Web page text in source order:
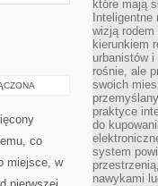
co
miejsce, w
które mają
wizją
kierunkiem
urbanistów
rośnie, ale
swoich
praktyce
do
system
nawykami